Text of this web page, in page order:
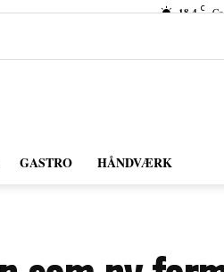
18.4 C
GASTRO HÅNDVÆRK